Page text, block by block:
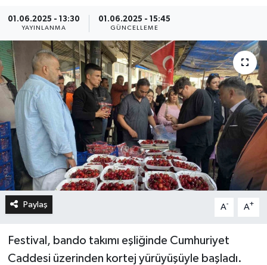
01.06.2025 - 13:30
YAYINLANMA
01.06.2025 - 15:45
GÜNCELLEME
Paylaş A- A+
Festival, bando takımı eşliğinde Cumhuriyet
Caddesi üzerinden kortej yürüyüşüyle başladı.